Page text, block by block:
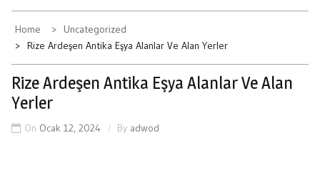
Home
Uncategorized
Rize Ardeşen Antika Eşya Alanlar Ve Alan Yerler
Rize Ardeşen Antika Eşya Alanlar Ve Alan
Yerler
On Ocak 12, 2024 By adwod